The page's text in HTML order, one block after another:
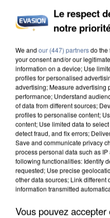
INTERPELLÉ EN
Le respect
notre
We and our (447) partnersdo the
your consent and/or our
information on a device; Use
profiles for personalised
advertising; Measure advertising
performance; Understand
of data from different sources;
profiles to personalise content;
content; Use limited data to
detect fraud, and fix errors;
Save and communicate privacy
process personal data such as
following functionalities: Identify
requested; Use precise
other data sources; Link different
information transmitted
Vous pouvez